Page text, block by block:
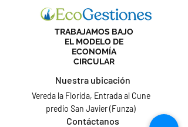
TRABAJAMOS BAJO
EL MODELO DE
ECONOMÍA
CIRCULAR
Nuestra ubicación
Vereda la Florida, Entrada al Cune
predio San Javier (Funza)
Contáctanos